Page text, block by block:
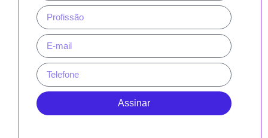
Assinar